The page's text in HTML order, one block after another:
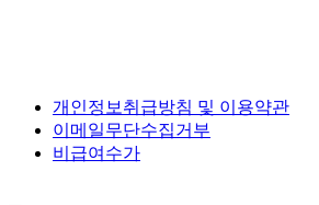
개인정보취급방침 및 이용약관
이메일무단수집거부
비급여수가